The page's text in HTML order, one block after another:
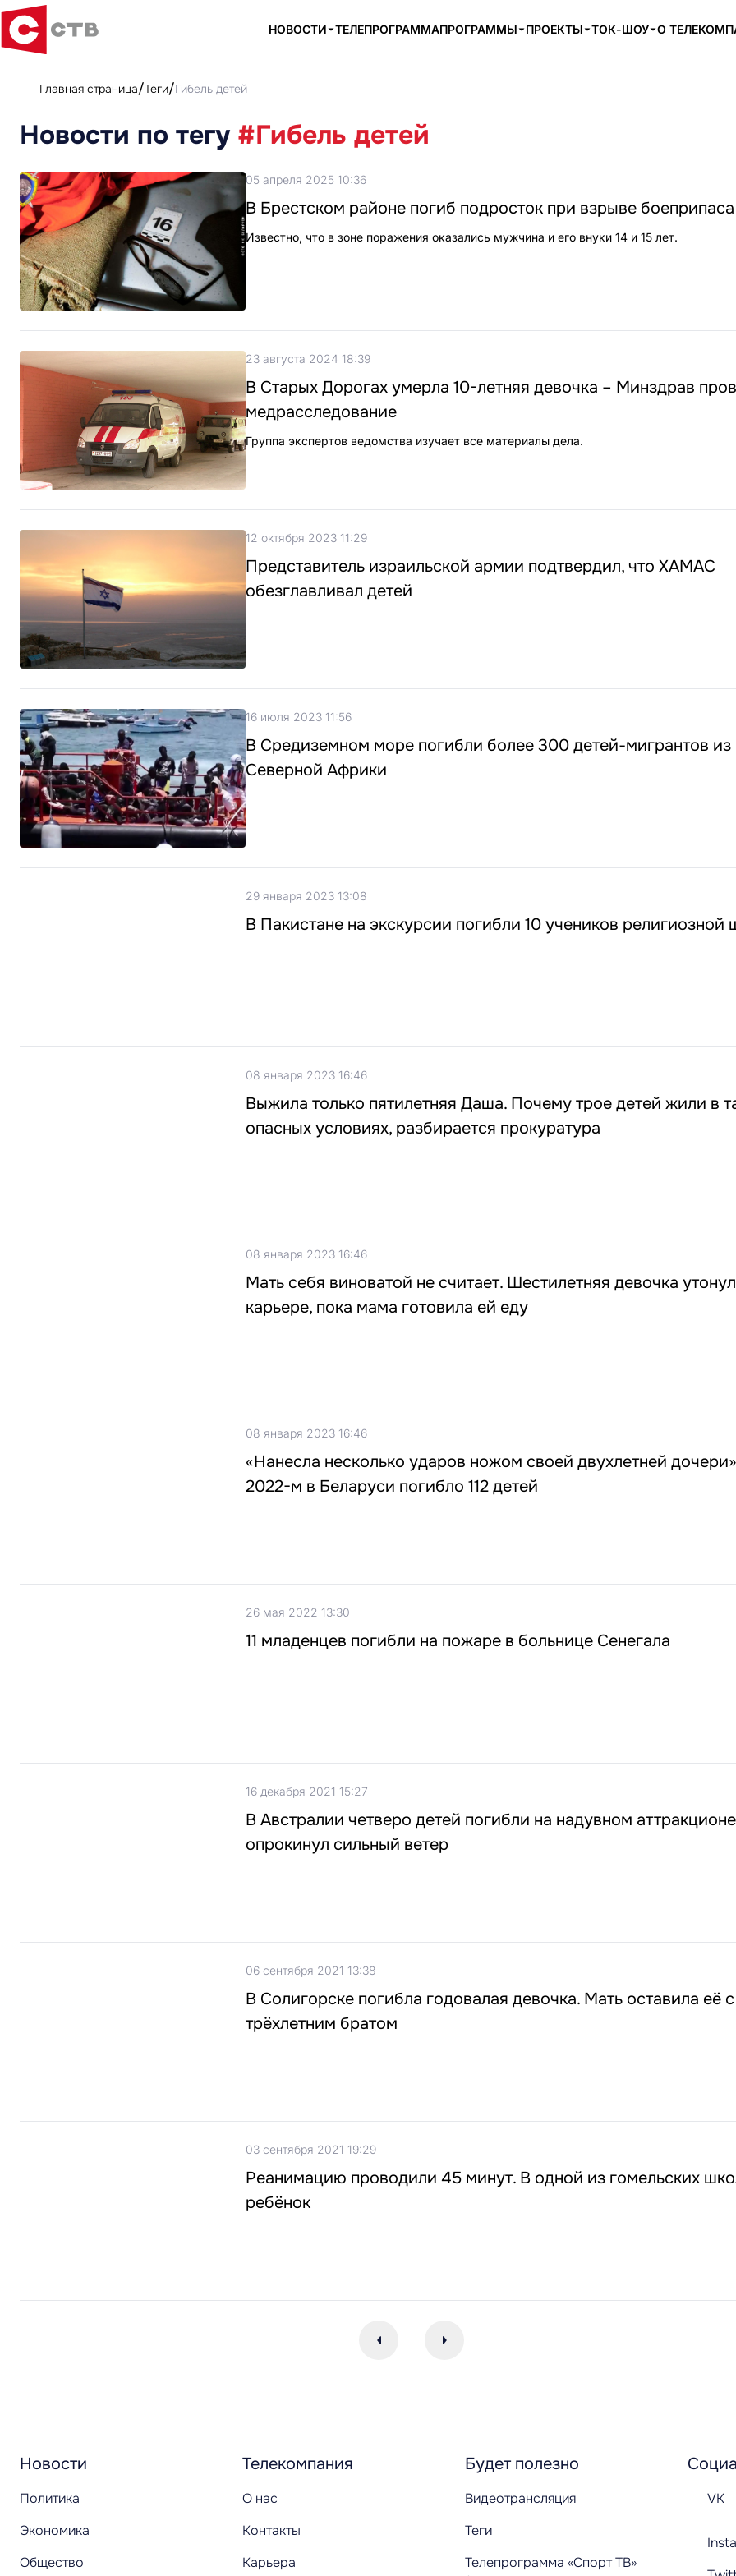
НОВОСТИ ТЕЛЕПРОГРАММАПРОГРАММЫ ПРОЕКТЫ ТОК-ШОУ О
Главная страница Теги Гибель детей
Новости по тегу #Гибель детей
05 апреля 2025 10:36
В Брестском районе погиб подросток при взрыве боеприпаса
Известно, что в зоне поражения оказались мужчина и его внуки 14 и 15 лет.
23 августа 2024 18:39
В Старых Дорогах умерла 10-летняя девочка – Минздрав
медрасследование
Группа экспертов ведомства изучает все материалы дела.
12 октября 2023 11:29
Представитель израильской армии подтвердил, что ХАМАС
обезглавливал детей
16 июля 2023 11:56
В Средиземном море погибли более 300 детей-мигрантов из
Северной Африки
29 января 2023 13:08
В Пакистане на экскурсии погибли 10 учеников религиозной
08 января 2023 16:46
Выжила только пятилетняя Даша. Почему трое детей жили в
опасных условиях, разбирается прокуратура
08 января 2023 16:46
Мать себя виноватой не считает. Шестилетняя девочка
карьере, пока мама готовила ей еду
08 января 2023 16:46
«Нанесла несколько ударов ножом своей двухлетней
2022-м в Беларуси погибло 112 детей
26 мая 2022 13:30
11 младенцев погибли на пожаре в больнице Сенегала
16 декабря 2021 15:27
В Австралии четверо детей погибли на надувном
опрокинул сильный ветер
06 сентября 2021 13:38
В Солигорске погибла годовалая девочка. Мать оставила её с
трёхлетним братом
03 сентября 2021 19:29
Реанимацию проводили 45 минут. В одной из гомельских
ребёнок
Новости
Политика
Экономика
Общество
Телекомпания
О нас
Контакты
Карьера
Будет полезно
Видеотрансляция
Теги
Телепрограмма «Спорт ТВ»
VK